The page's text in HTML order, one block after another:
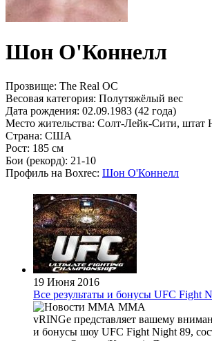
Шон О'Коннелл
Прозвище: The Real OC
Весовая категория: Полутяжёлый вес
Дата рождения: 02.09.1983 (42 года)
Место жительства: Солт-Лейк-Сити,
Страна: США
Рост: 185 см
Бои (рекорд): 21-10
Профиль на Boxrec: Шон О'Коннелл
19 Июня 2016
Все результаты и бонусы UFC Fight
MMA
vRINGe представляет вашему
и бонусы шоу UFC Fight Night 89,